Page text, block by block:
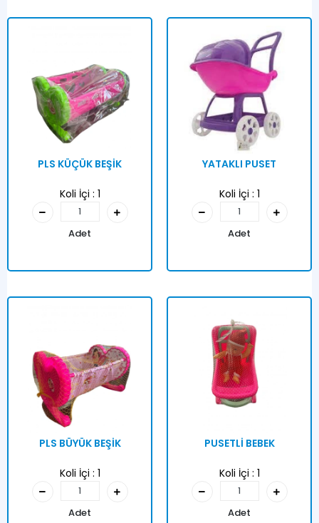
PLS KÜÇÜK BEŞİK
Koli İçi : 1
Adet
YATAKLI PUSET
Koli İçi : 1
Adet
PLS BÜYÜK BEŞİK
Koli İçi : 1
Adet
PUSETLİ BEBEK
Koli İçi : 1
Adet